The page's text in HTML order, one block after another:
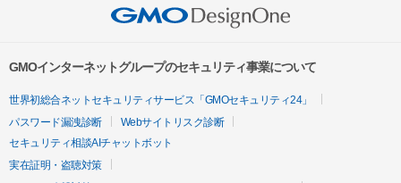
GMOインターネットグループのセキュリティ事業について
世界初総合ネットセキュリティサービス「GMOセキュリティ24」
パスワード漏洩診断
Webサイトリスク診断
セキュリティ相談AIチャットボット
実在証明・盗聴対策